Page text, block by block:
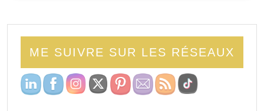
ME SUIVRE SUR LES RÉSEAUX